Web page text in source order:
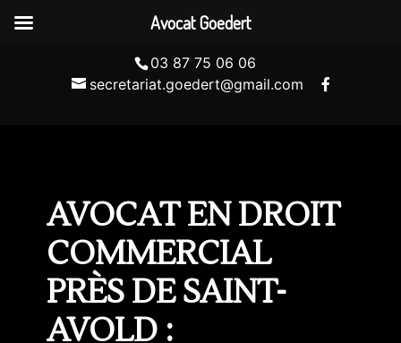
03 87 75 06 06
secretariat.goedert@gmail.com
AVOCAT EN DROIT
COMMERCIAL
PRÈS DE SAINT-
AVOLD :
Avocat Goedert